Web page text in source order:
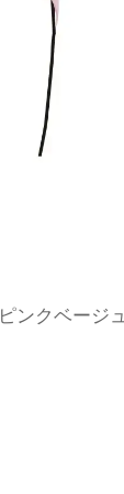
ピンクベージュ